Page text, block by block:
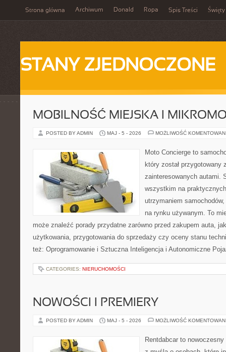
Strona główna Archiwum Donald Ropa Spis Treści Święty
STANY ZJEDNOCZONE
MOBILNOŚĆ MIEJSKA I
POSTED BY ADMIN MAJ - 5 - 2026 MOŻLIWOŚĆ
Moto Concierge to
który został przygotowany
zainteresowanych autami.
wszystkim na
utrzymaniem
na rynku używanym. To
może znaleźć porady przydatne zarówno przed zakupem auta,
użytkowania, przygotowania do sprzedaży czy oceny stanu
też: Oprogramowanie i Sztuczna Inteligencja i Autonomiczne
CATEGORIES: NIERUCHOMOŚCI
NOWOŚCI I PREMIERY
POSTED BY ADMIN MAJ - 5 - 2026 MOŻLIWOŚĆ
Rentdabcar to